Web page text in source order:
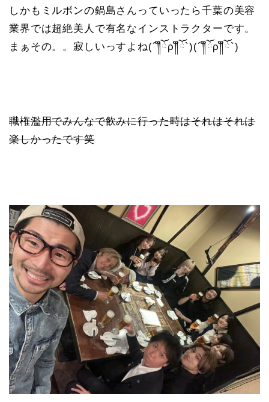
しかもミルボンの鍋島さんっていったら千葉の美容
業界では超絶美人で有名なインストラクターです。
まぁその。。寂しいっすよね(´༎ຶོρ༎ຶོ`)(´༎ຶོρ༎ຶོ`)
職権濫用でみんなで飲みに行った時はそれはそれは
楽しかったです笑